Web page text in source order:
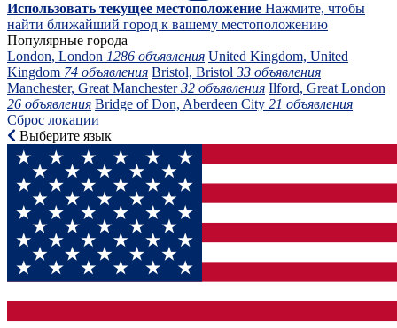
Использовать текущее местоположение Нажмите, чтобы
найти ближайший город к вашему местоположению
Популярные города
London, London 1286 объявления United Kingdom, United
Kingdom 74 объявления Bristol, Bristol 33 объявления
Manchester, Great Manchester32 объявления Ilford, Great London
26 объявления Bridge of Don, Aberdeen City 21 объявления
Сброс локации
Выберите язык